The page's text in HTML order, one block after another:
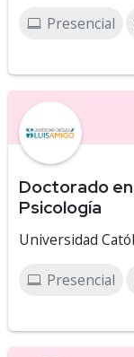
Presencial
Doctorado
Psicología
Universidad
Presencial